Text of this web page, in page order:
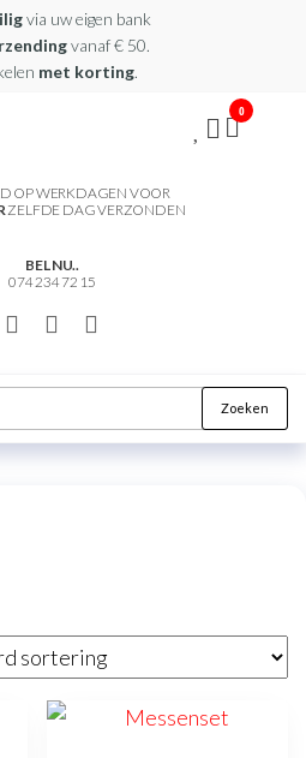
via uw eigen bank
vanaf € 50.
met korting.
OP WERKDAGEN VOOR
ZELFDE DAG VERZONDEN
BEL NU..
074 234 72 15
0
Zoeken